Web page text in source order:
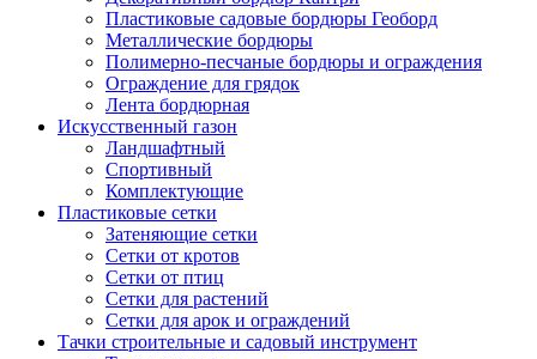
Пластиковые садовые бордюры Геоборд
Металлические бордюры
Полимерно-песчаные бордюры и ограждения
Ограждение для грядок
Лента бордюрная
Искусственный газон
Ландшафтный
Спортивный
Комплектующие
Пластиковые сетки
Затеняющие сетки
Сетки от кротов
Сетки от птиц
Сетки для растений
Сетки для арок и ограждений
Тачки строительные и садовый инструмент